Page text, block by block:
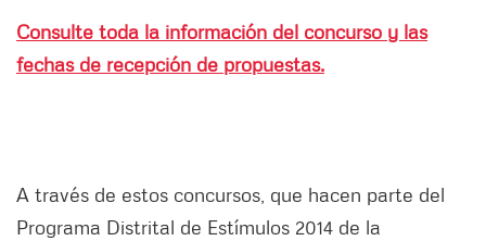
Consulte toda la información del concurso y las
fechas de recepción de propuestas.
A través de estos concursos, que hacen parte del
Programa Distrital de Estímulos 2014 de la